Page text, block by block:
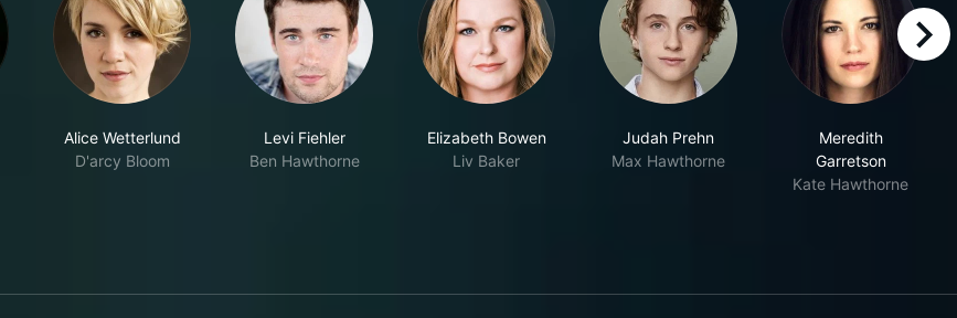
Alice Wetterlund
D'arcy Bloom
Levi Fiehler
Ben Hawthorne
Elizabeth Bowen
Liv Baker
Judah Prehn
Max Hawthorne
Meredith
Garretson
Kate Hawthorne
right